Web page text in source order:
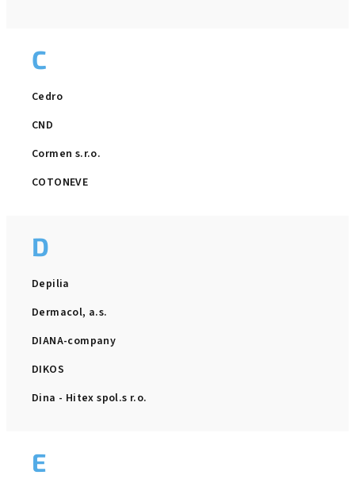
C
Cedro
CND
Cormen s.r.o.
COTONEVE
D
Depilia
Dermacol, a.s.
DIANA-company
DIKOS
Dina - Hitex spol.s r.o.
E